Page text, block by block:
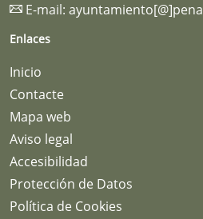
E-mail:
Enlaces
Inicio
Contacte
Mapa web
Aviso legal
Accesibilidad
Protección de Datos
Política de Cookies